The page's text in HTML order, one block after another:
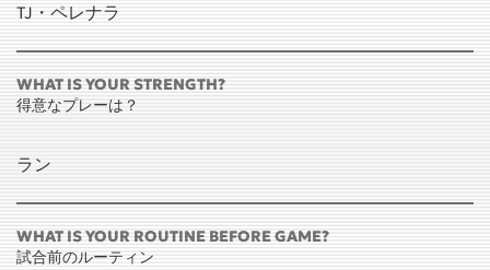
TJ・ペレナラ
WHAT IS YOUR STRENGTH?
得意なプレーは？
ラン
WHAT IS YOUR ROUTINE BEFORE GAME?
試合前のルーティン